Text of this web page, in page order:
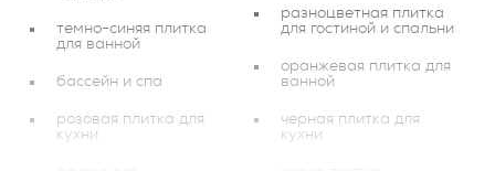
темно-синяя плитка
для ванной
бассейн и спа
розовая плитка для
кухни
разноцветная плитка
для гостиной и спальни
оранжевая плитка для
ванной
черная плитка для
кухни